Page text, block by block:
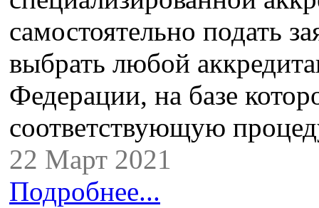
самостоятельно подать
выбрать любой
Федерации, на базе
соответствующую
22 Март 2021
Подробнее...